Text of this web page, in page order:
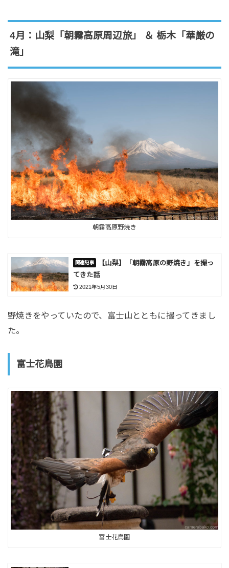
4月：山梨「朝霧高原周辺旅」 ＆ 栃木「華厳の
滝」
朝霧高原野焼き
【山梨】「朝霧高原の野焼き」を撮っ
てきた話
2021年5月30日
野焼きをやっていたので、富士山とともに撮ってきまし
た。
富士花鳥園
富士花鳥園